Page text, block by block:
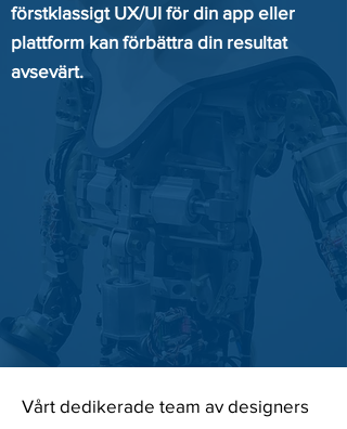
förstklassigt UX/UI för din app eller
plattform kan förbättra din resultat
avsevärt.
Vårt dedikerade team av designers